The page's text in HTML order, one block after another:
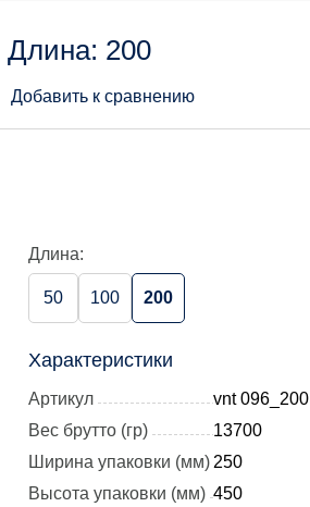
Длина: 200
Добавить к сравнению
Длина:
50 100 200
Характеристики
Артикул
vnt 096_200
Вес брутто (гр)
13700
Ширина упаковки (мм) 250
Высота упаковки (мм) 450